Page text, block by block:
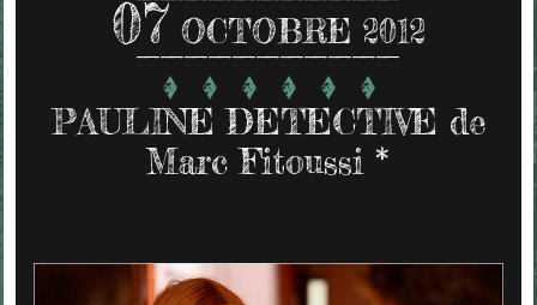
07 OCTOBRE 2012
PAULINE DETECTIVE de
Marc Fitoussi *